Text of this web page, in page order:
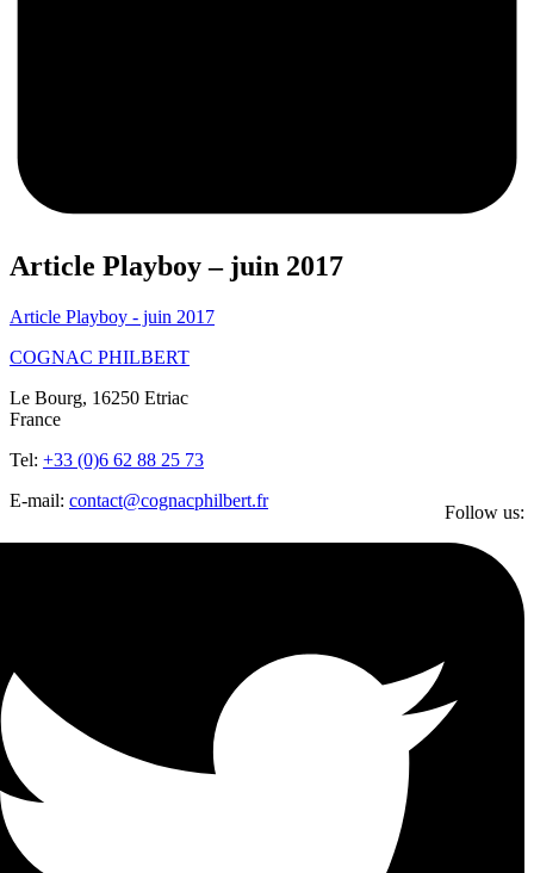
Article Playboy – juin 2017
Article Playboy - juin 2017
COGNAC PHILBERT
Le Bourg, 16250 Etriac
France
Tel: +33 (0)6 62 88 25 73
E-mail: contact@cognacphilbert.fr
Follow us: